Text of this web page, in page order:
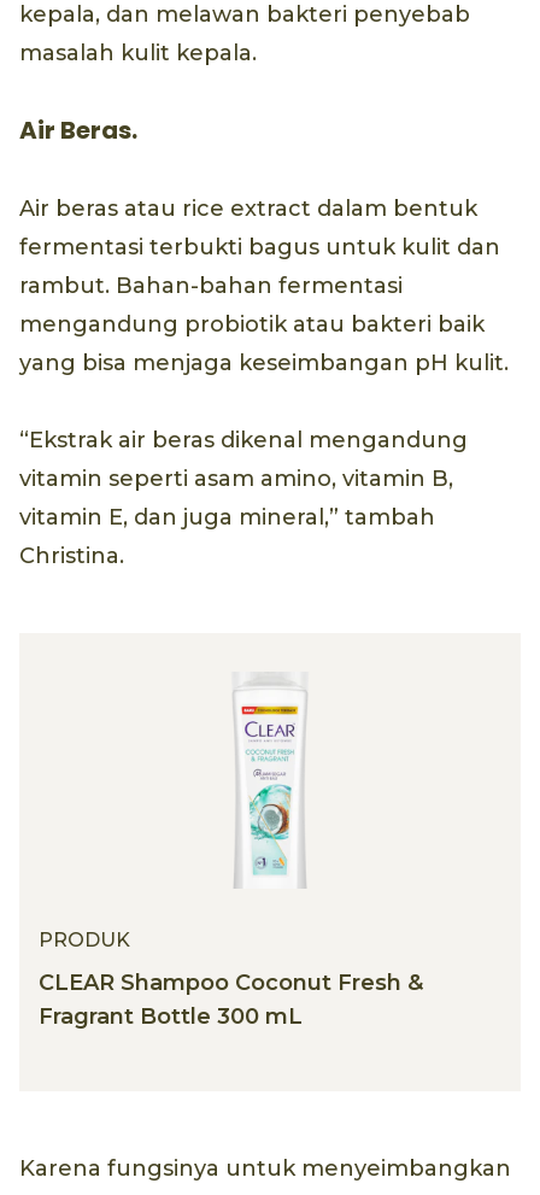
kepala, dan melawan bakteri penyebab
masalah kulit kepala.
Air Beras.
Air beras atau rice extract dalam bentuk
fermentasi terbukti bagus untuk kulit dan
rambut. Bahan-bahan fermentasi
mengandung probiotik atau bakteri baik
yang bisa menjaga keseimbangan pH kulit.
“Ekstrak air beras dikenal mengandung
vitamin seperti asam amino, vitamin B,
vitamin E, dan juga mineral,” tambah
Christina.
PRODUK
CLEAR Shampoo Coconut Fresh &
Fragrant Bottle 300 mL
Karena fungsinya untuk menyeimbangkan